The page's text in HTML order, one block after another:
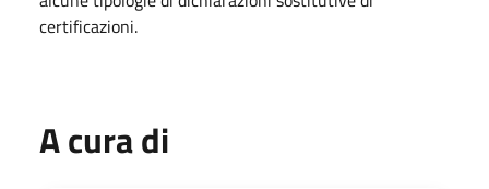
certificazioni.
A cura di